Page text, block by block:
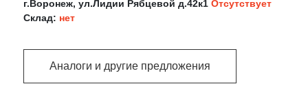
г.Воронеж, ул.Лидии Рябцевой д.42к1 Отсутствует
Склад: нет
Аналоги и другие предложения